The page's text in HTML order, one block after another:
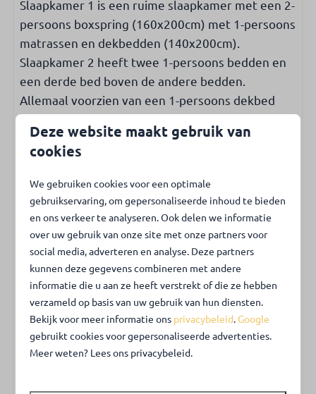
Toegankelijkheid
Gelijkvloers
Slaapkamer op begane grond
Badkamer op begane grond
Kinderen & Familie
Kinderstoel
Buiten
Tuin met gazon
Tuin met privacy
Tuin volledig omheind
Faciliteiten park
Overdekt zwembad
Openbare sauna (tegen betaling)
Slaapkamer 1 is een ruime slaapkamer met een 2-
persoons boxspring (160x200cm) met 1-persoons
matrassen en dekbedden (140x200cm).
Slaapkamer 2 heeft twee 1-persoons bedden en
een derde bed boven de andere bedden.
Allemaal voorzien van een 1-persoons dekbed
(140x200cm).
Terras-tuin
heerlijke tuin met gazon zorgt voor een
ongestoorde vakantie.
Park Campanula / Zwembad
Op het park is een overdekt zwembad, de
toegang is gratis voor huurders van het chalet.
Voor de overige faciliteiten van Campanula
kunnen gasten (tegen) betaling gebruik maken
(sauna, minigolf, wasserette).
Deze website maakt gebruik van
cookies
We gebruiken cookies voor een optimale
gebruikservaring, om gepersonaliseerde inhoud te bieden
en ons verkeer te analyseren. Ook delen we informatie
over uw gebruik van onze site met onze partners voor
social media, adverteren en analyse. Deze partners
kunnen deze gegevens combineren met andere
informatie die u aan ze heeft verstrekt of die ze hebben
verzameld op basis van uw gebruik van hun diensten.
Bekijk voor meer informatie ons privacybeleid. Google
gebruikt cookies voor gepersonaliseerde advertenties.
Meer weten? Lees ons privacybeleid.